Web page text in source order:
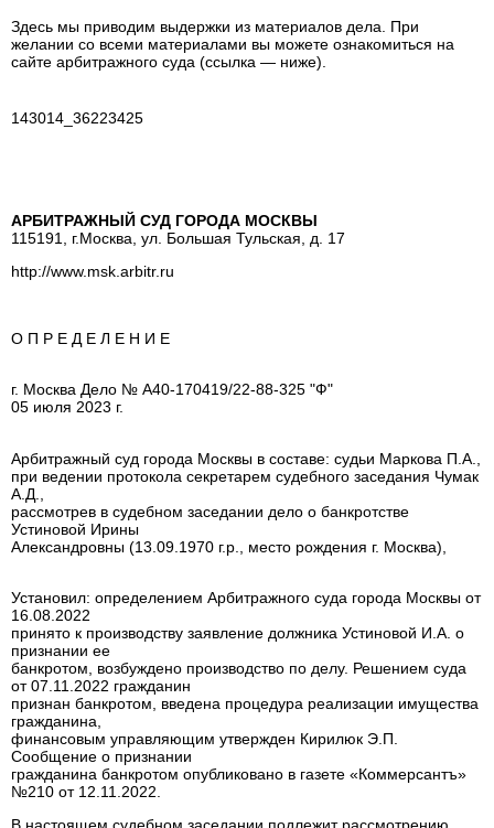
Здесь мы приводим выдержки из материалов дела. При
желании со всеми материалами вы можете ознакомиться на
сайте арбитражного суда (ссылка — ниже).
143014_36223425
АРБИТРАЖНЫЙ СУД ГОРОДА МОСКВЫ
115191, г.Москва, ул. Большая Тульская, д. 17
http://www.msk.arbitr.ru
О П Р Е Д Е Л Е Н И Е
г. Москва Дело № А40-170419/22-88-325 "Ф"
05 июля 2023 г.
Арбитражный суд города Москвы в составе: судьи Маркова П.А.,
при ведении протокола секретарем судебного заседания Чумак
А.Д.,
рассмотрев в судебном заседании дело о банкротстве
Устиновой Ирины
Александровны (13.09.1970 г.р., место рождения г. Москва),
Установил: определением Арбитражного суда города Москвы от
16.08.2022
принято к производству заявление должника Устиновой И.А. о
признании ее
банкротом, возбуждено производство по делу. Решением суда
от 07.11.2022 гражданин
признан банкротом, введена процедура реализации имущества
гражданина,
финансовым управляющим утвержден Кирилюк Э.П.
Сообщение о признании
гражданина банкротом опубликовано в газете «Коммерсантъ»
№210 от 12.11.2022.